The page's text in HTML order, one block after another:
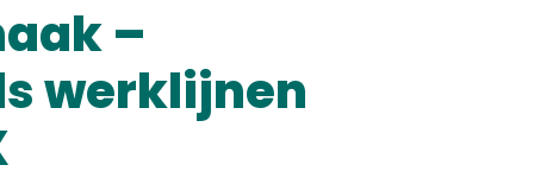
–
werklijnen